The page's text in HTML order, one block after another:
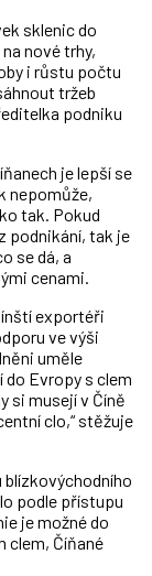
sklenic do
nové trhy,
i růstu počtu
tržeb
podniku
je lepší se
nepomůže,
tak. Pokud
podnikání, tak je
se dá, a
cenami.
exportéři
ve výši
uměle
do Evropy s clem
si musejí v Číně
clo,“ stěžuje
podle přístupu
je možné do
clem, Číňané